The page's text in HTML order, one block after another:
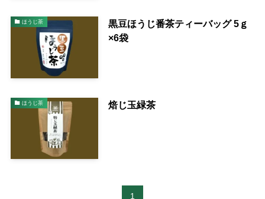
ほうじ茶
黒豆ほうじ番茶ティーバッグ 5ｇ
×6袋
ほうじ茶 焙じ玉緑茶
1